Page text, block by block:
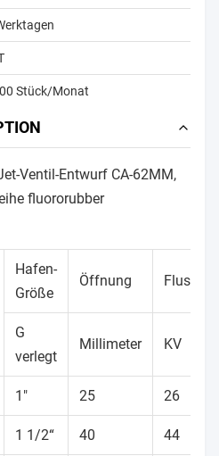
Stück/Monat
Ventil-Entwurf CA-62MM,
fluororubber
Hafen-
Größe
Öffnung Fluss-
G
verlegt
Millimeter KV
1" 25 26
1 1/2“ 40 44